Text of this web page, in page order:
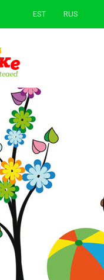
EST RUS
UUDISED
LAPSEVANEMALE